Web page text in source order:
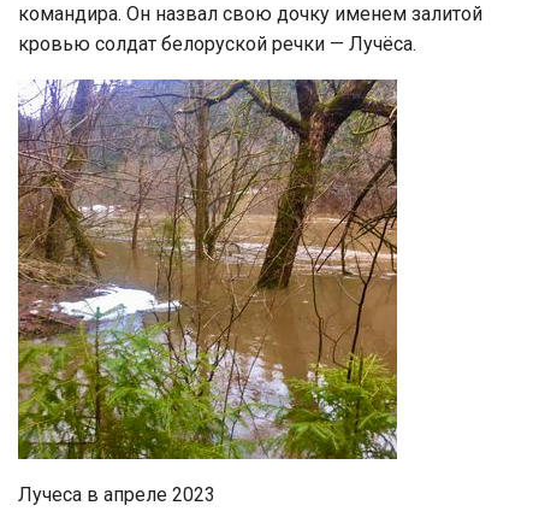
командира. Он назвал свою дочку именем залитой
кровью солдат белоруской речки — Лучёса.
Лучеса в апреле 2023